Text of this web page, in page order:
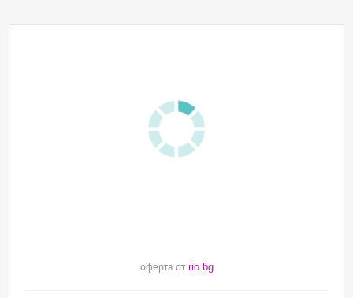
оферта от rio.bg